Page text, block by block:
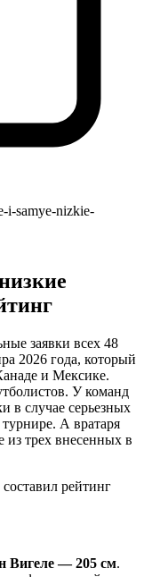
i-samye-nizkie-
заявки всех 48
2026 года, который
и Мексике.
У команд
в случае серьезных
А вратаря
трех внесенных в
рейтинг
Вигеле — 205 см.